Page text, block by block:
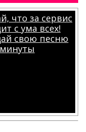
что за сервис
с ума всех!
свою песню